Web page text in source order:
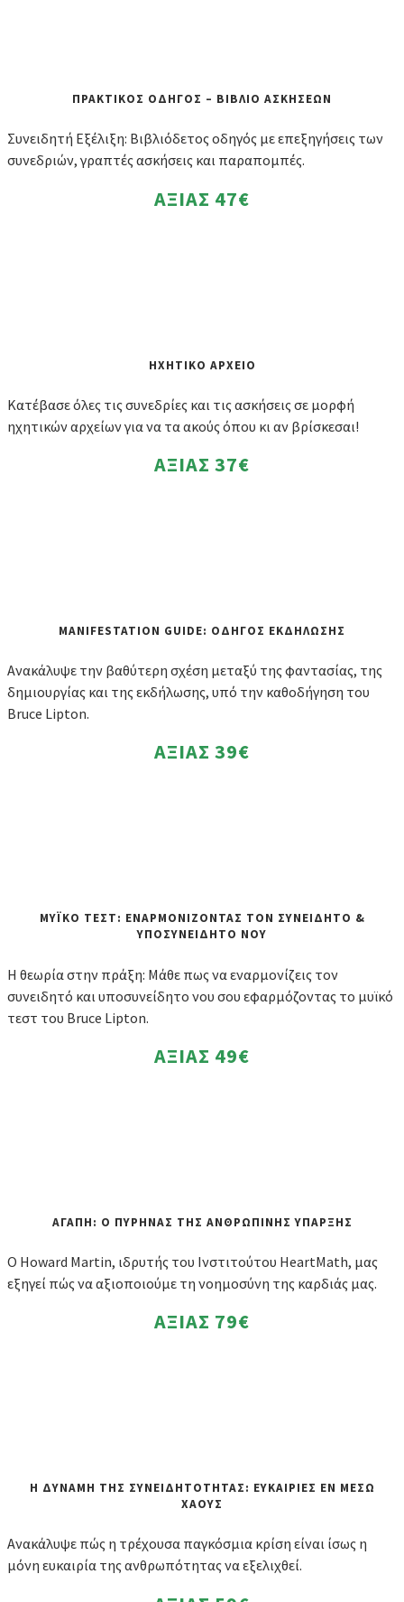
ΠΡΑΚΤΙΚΟΣ ΟΔΗΓΟΣ – ΒΙΒΛΙΟ ΑΣΚΗΣΕΩΝ
Συνειδητή Εξέλιξη: Βιβλιόδετος οδηγός με επεξηγήσεις των
συνεδριών, γραπτές ασκήσεις και παραπομπές.
ΑΞΙΑΣ 47€
ΗΧΗΤΙΚΟ ΑΡΧΕΙΟ
Κατέβασε όλες τις συνεδρίες και τις ασκήσεις σε μορφή
ηχητικών αρχείων για να τα ακούς όπου κι αν βρίσκεσαι!
ΑΞΙΑΣ 37€
MANIFESTATION GUIDE: ΟΔΗΓΟΣ ΕΚΔΗΛΩΣΗΣ
Ανακάλυψε την βαθύτερη σχέση μεταξύ της φαντασίας, της
δημιουργίας και της εκδήλωσης, υπό την καθοδήγηση του
Bruce Lipton.
ΑΞΙΑΣ 39€
ΜΥΪΚΟ ΤΕΣΤ: ΕΝΑΡΜΟΝΙΖΟΝΤΑΣ ΤΟΝ ΣΥΝΕΙΔΗΤΟ &
ΥΠΟΣΥΝΕΙΔΗΤΟ ΝΟΥ
Η θεωρία στην πράξη: Μάθε πως να εναρμονίζεις τον
συνειδητό και υποσυνείδητο νου σου εφαρμόζοντας το μυϊκό
τεστ του Bruce Lipton.
ΑΞΙΑΣ 49€
ΑΓΑΠΗ: Ο ΠΥΡΗΝΑΣ ΤΗΣ ΑΝΘΡΩΠΙΝΗΣ ΥΠΑΡΞΗΣ
Ο Howard Martin, ιδρυτής του Ινστιτούτου HeartMath, μας
εξηγεί πώς να αξιοποιούμε τη νοημοσύνη της καρδιάς μας.
ΑΞΙΑΣ 79€
Η ΔΥΝΑΜΗ ΤΗΣ ΣΥΝΕΙΔΗΤΟΤΗΤΑΣ: ΕΥΚΑΙΡΙΕΣ ΕΝ ΜΕΣΩ
ΧΑΟΥΣ
Ανακάλυψε πώς η τρέχουσα παγκόσμια κρίση είναι ίσως η
μόνη ευκαιρία της ανθρωπότητας να εξελιχθεί.